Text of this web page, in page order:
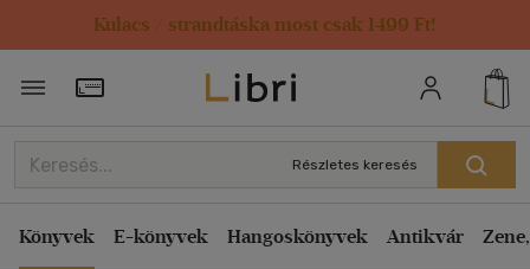
Kulacs / strandtáska most csak 1499 Ft!
Törzsvásárlói Kártya adatai
Részletes keresés
Könyvek E-könyvek Hangoskönyvek Antikvár